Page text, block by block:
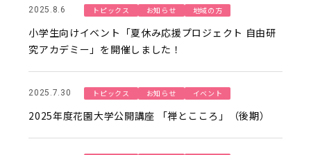
2025.8.6 トピックス お知らせ 地域の方
小学生向けイベント「夏休み応援プロジェクト 自由研
究アカデミー」を開催しました！
2025.7.30 トピックス お知らせ イベント
2025年度花園大学公開講座 「禅とこころ」（後期）